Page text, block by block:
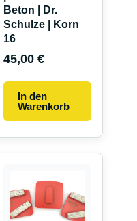
Beton | Dr.
Schulze | Korn
16
45,00 €
In den
Warenkorb